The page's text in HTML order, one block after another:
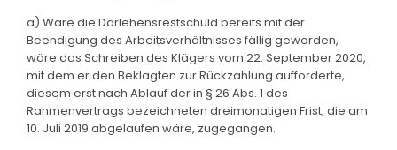
a) Wäre die Darlehensrestschuld bereits mit der
Beendigung des Arbeitsverhältnisses fällig geworden,
wäre das Schreiben des Klägers vom 22. September 2020,
mit dem er den Beklagten zur Rückzahlung aufforderte,
diesem erst nach Ablauf der in § 26 Abs. 1 des
Rahmenvertrags bezeichneten dreimonatigen Frist, die am
10. Juli 2019 abgelaufen wäre, zugegangen.